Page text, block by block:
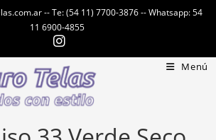
-- Te: (54 11) 7700-3876 -- Whatsapp: 54
11 6900-4855
Menú